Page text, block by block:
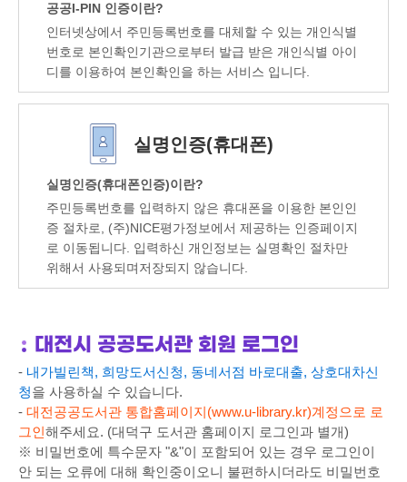
공공I-PIN 인증이란?
인터넷상에서 주민등록번호를 대체할 수 있는 개인식별
번호로 본인확인기관으로부터 발급 받은 개인식별 아이
디를 이용하여 본인확인을 하는 서비스 입니다.
실명인증(휴대폰)
실명인증(휴대폰인증)이란?
주민등록번호를 입력하지 않은 휴대폰을 이용한 본인인
증 절차로, (주)NICE평가정보에서 제공하는 인증페이지
로 이동됩니다. 입력하신 개인정보는 실명확인 절차만
위해서 사용되며저장되지 않습니다.
대전시 공공도서관 회원 로그인
- 내가빌린책, 희망도서신청, 동네서점 바로대출, 상호대차신
청을 사용하실 수 있습니다.
- 대전공공도서관 통합홈페이지(www.u-library.kr)계정으로 로
그인해주세요. (대덕구 도서관 홈페이지 로그인과 별개)
※ 비밀번호에 특수문자 "&"이 포함되어 있는 경우 로그인이
안 되는 오류에 대해 확인중이오니 불편하시더라도 비밀번호